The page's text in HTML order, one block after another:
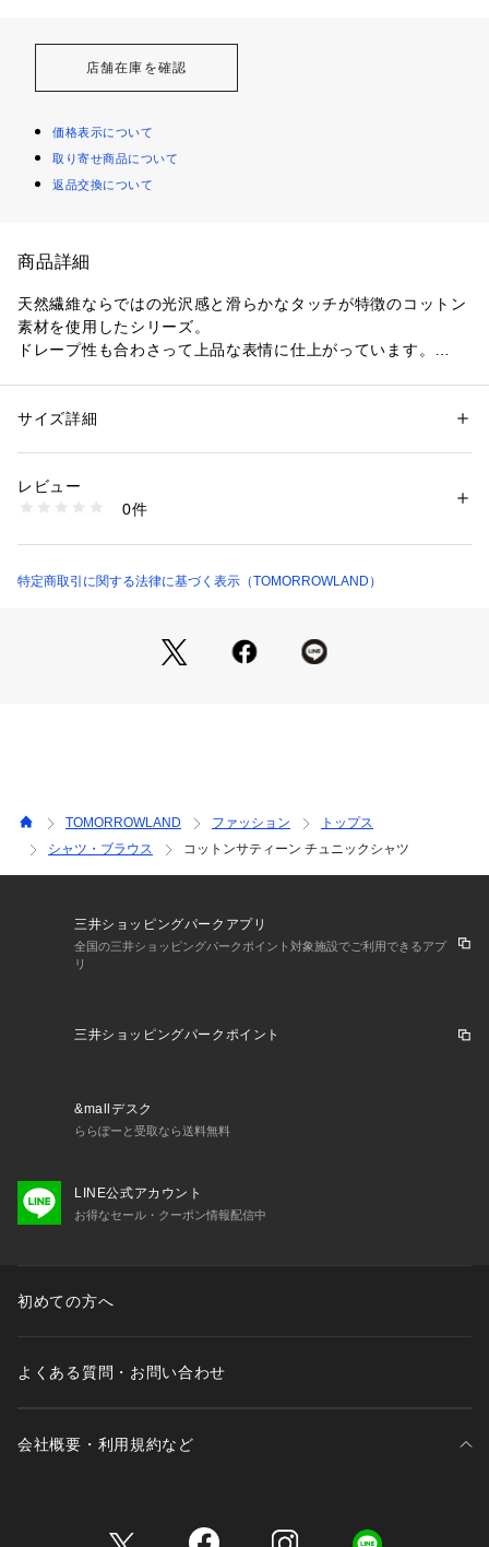
店舗在庫を確認
価格表示について
取り寄せ商品について
返品交換について
商品詳細
天然繊維ならではの光沢感と滑らかなタッチが特徴のコットン
素材を使用したシリーズ。
ドレープ性も合わさって上品な表情に仕上がっています。
ヒップが隠れる長めの着丈がポイントで、羽織りとしてやニッ
シーズンやトレンド問わず、幅広いスタイリングに活躍してく
れるアイテム。
さい
店舗にお問い合わせの際は、下記の商品番号をお申し付けくだ
性別：レディース
素材：コットン100％
洗濯：手洗い、漂白不可、タンブル乾燥不可、自然乾燥、アイロン仕上げ
可、ドライ可、ウエットクリーニング可
商品番号：1095000016513 （モール）
サイズ詳細
レビュー
0件
特定商取引に関する法律に基づく表示（TOMORROWLAND）
TOMORROWLAND ファッション
トップス
シャツ・ブラウス
コットンサティーン チュニックシャツ
三井ショッピングパークアプリ
全国の三井ショッピングパークポイント対象施設でご利用できるアプ
リ
三井ショッピングパークポイント
&mallデスク
ららぽーと受取なら送料無料
LINE公式アカウント
お得なセール・クーポン情報配信中
初めての方へ
よくある質問・お問い合わせ
会社概要・利用規約など